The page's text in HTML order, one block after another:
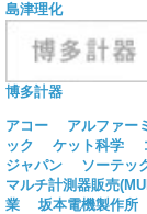
島津理化
博多計器
アコー アルファー
ック
ケット科学
ジャパン
ソーテッ
マルチ計測器販売
業
坂本電機製作所